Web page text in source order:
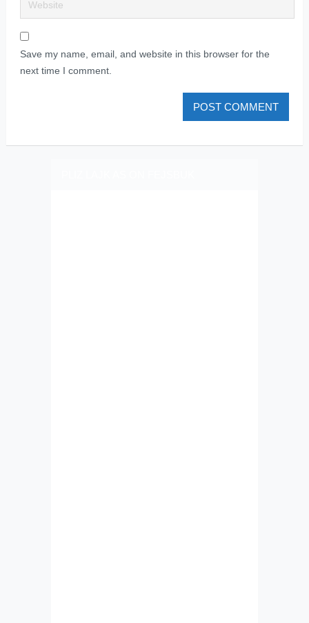
Save my name, email, and website in this browser for the
next time I comment.